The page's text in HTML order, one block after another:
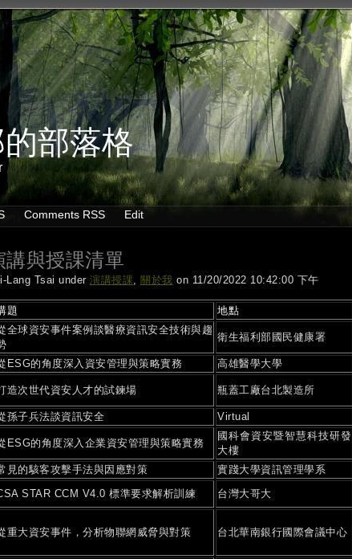
部落格
Comments RSS Edit
講與授課清單
Lang Tsai under 演講授課, 關於我 on 11/20/2022 10:42:00 下午
題 地點
全球資安事件案例談醫療資訊安全技術與趨
衛生福利部國民健康署
ESG的角度深入資安管理與策略實務 高雄醫學大學
造次世代資安人才的試鍊場 瓶蓋工廠台北製造所
孫子兵法談資訊安全 Virtual
ESG的角度深入企業資安管理與策略實務
國科會資安暨智慧科技研發
大樓
見的駭客攻擊手法與因應對策 實踐大學資訊管理學系
STAR CCM V4.0 標準要求解析訓練 台灣大哥大
重大資安事件，分析物聯網威脅與對策 台北華南銀行國際會議中心